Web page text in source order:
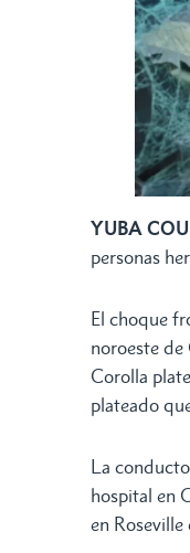
YUBA
personas
El choque
noroeste de
Corolla
plateado
La
hospital en
en